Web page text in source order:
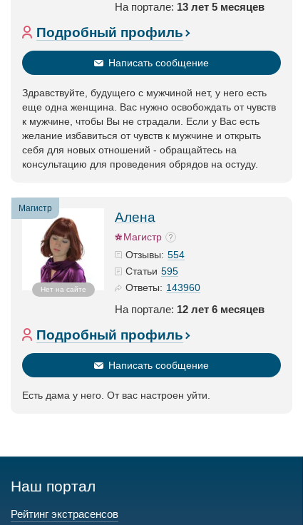
На портале: 13 лет 5 месяцев
Подробный профиль
Написать сообщение
Здравствуйте, будущего с мужчиной нет, у него есть
еще одна женщина. Вас нужно освобождать от чувств
к мужчине, чтобы Вы не страдали. Если у Вас есть
желание избавиться от чувств к мужчине и открыть
себя для новых отношений - обращайтесь на
консультацию для проведения обрядов на остуду.
Магистр
Нет на сайте
Алена
Магистр
Отзывы: 554
Статьи 595
Ответы: 143960
На портале: 12 лет 6 месяцев
Подробный профиль
Написать сообщение
Есть дама у него. От вас настроен уйти.
Наш портал
Рейтинг экстрасенсов